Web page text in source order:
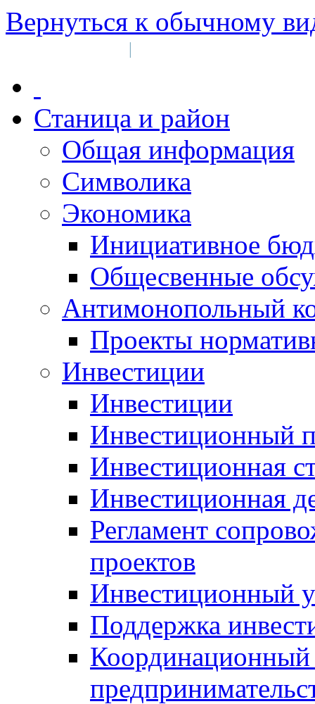
Вернуться к обычному
|
Станица и район
Общая информация
Символика
Экономика
Инициативное
Общесвенные
Антимонопольный
Проекты
Инвестиции
Инвестиции
Инвестиционный
Инвестиционная
Инвестиционная
Регламент
проектов
Инвестиционный
Поддержка
Координационный